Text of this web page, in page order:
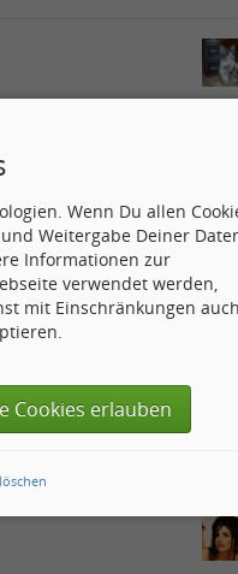
Re:
Wenn Du allen
Weitergabe Deiner
Informationen zur
verwendet werden,
mit Einschränkungen auch
Cookies erlauben